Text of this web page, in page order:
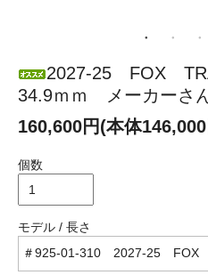
2027-25 FOX
34.9ｍｍ メーカーさ
160,600円(本体
個数
モデル / 長さ